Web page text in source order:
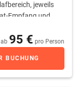
jeweils
Empfang und
Kategorie.
Suiten ebenfalls
der
Auf
gefüllt nach
ab 95 € pro Person
BUCHUNG